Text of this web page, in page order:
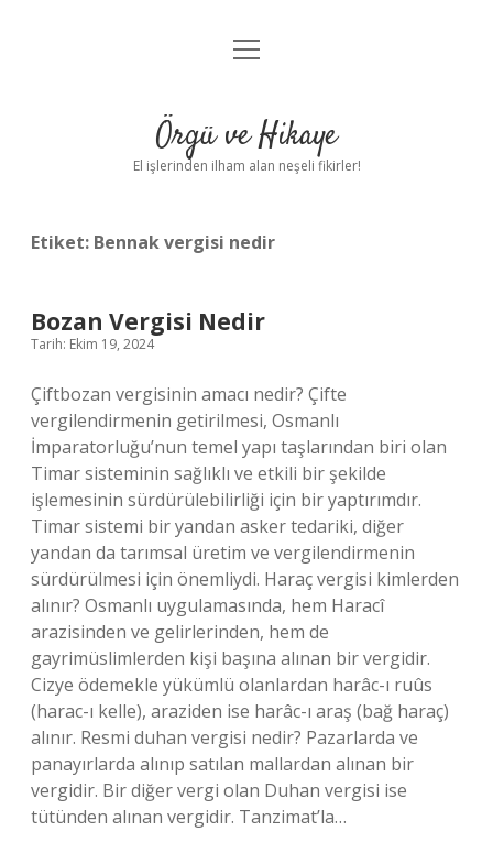
Anasayfa
Yasal Uyarı
menüyü
Örgü ve Hikaye
El işlerinden ilham alan neşeli fikirler!
Etiket: Bennak vergisi nedir
Bozan Vergisi Nedir
Tarih: Ekim 19, 2024
Çiftbozan vergisinin amacı nedir? Çifte
vergilendirmenin getirilmesi, Osmanlı
İmparatorluğu’nun temel yapı taşlarından biri olan
Timar sisteminin sağlıklı ve etkili bir şekilde
işlemesinin sürdürülebilirliği için bir yaptırımdır.
Timar sistemi bir yandan asker tedariki, diğer
yandan da tarımsal üretim ve vergilendirmenin
sürdürülmesi için önemliydi. Haraç vergisi kimlerden
alınır? Osmanlı uygulamasında, hem Haracî
arazisinden ve gelirlerinden, hem de
gayrimüslimlerden kişi başına alınan bir vergidir.
Cizye ödemekle yükümlü olanlardan harâc-ı ruûs
(harac-ı kelle), araziden ise harâc-ı araş (bağ haraç)
alınır. Resmi duhan vergisi nedir? Pazarlarda ve
panayırlarda alınıp satılan mallardan alınan bir
vergidir. Bir diğer vergi olan Duhan vergisi ise
tütünden alınan vergidir. Tanzimat’la…